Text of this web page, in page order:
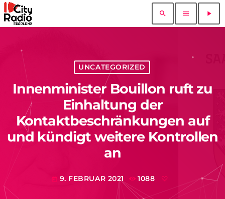
search menu play_arrow
UNCATEGORIZED
Innenminister Bouillon ruft zu
Einhaltung der
Kontaktbeschränkungen auf
und kündigt weitere Kontrollen
an
today 9. FEBRUAR 2021 1088